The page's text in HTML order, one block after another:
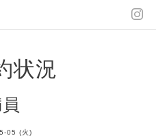
状況
05 (火)